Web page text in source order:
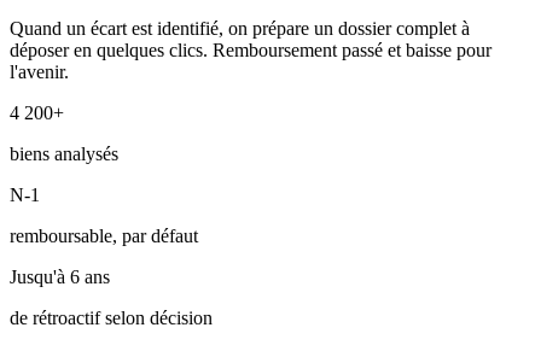
Quand un écart est identifié, on prépare un dossier complet à
déposer en quelques clics. Remboursement passé et baisse pour
l'avenir.
4 200+
biens analysés
N-1
remboursable, par défaut
Jusqu'à 6 ans
de rétroactif selon décision